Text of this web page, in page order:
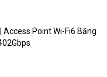
Access Point Wi-Fi6 Băng